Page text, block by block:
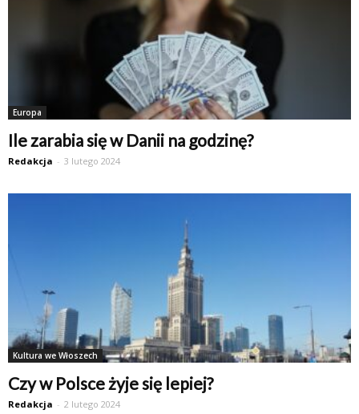
Europa
Ile zarabia się w Danii na godzinę?
Redakcja - 3 lutego 2024
Kultura we Włoszech
Czy w Polsce żyje się lepiej?
Redakcja - 2 lutego 2024